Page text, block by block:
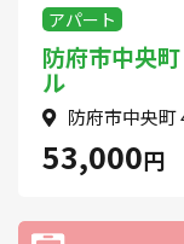
アパート
防府市中央
ル
防府市中央町
53,000円